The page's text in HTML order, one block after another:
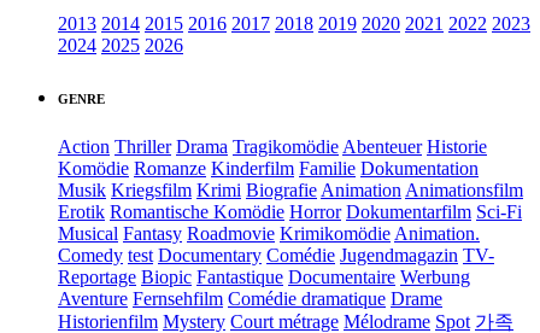
2013 2014 2015 2016 2017 2018 2019 2020 2021 2022 2023
2024 2025 2026
GENRE
Action Thriller Drama Tragikomödie Abenteuer Historie
Komödie Romanze Kinderfilm Familie Dokumentation
Musik Kriegsfilm Krimi Biografie Animation Animationsfilm
Erotik Romantische Komödie Horror Dokumentarfilm Sci-Fi
Musical Fantasy Roadmovie Krimikomödie Animation.
Comedy test Documentary Comédie Jugendmagazin TV-
Reportage Biopic Fantastique Documentaire Werbung
Aventure Fernsehfilm Comédie dramatique Drame
Historienfilm Mystery Court métrage Mélodrame Spot 가족